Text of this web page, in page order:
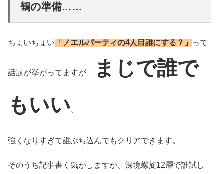
鶴の準備……
ちょいちょい 「ノエルパーティの4人目誰にする？」 って
話題が挙がってますが、
まじで誰で
もいい。
強くなりすぎて誰ぶち込んでもクリアできます。
そのうち記事書く気がしますが、深境螺旋12層で誰試し